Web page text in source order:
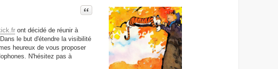
Citer
ont décidé de réunir à
. Dans le but d'étendre la visibilité
heureux de vous proposer
N'hésitez pas à